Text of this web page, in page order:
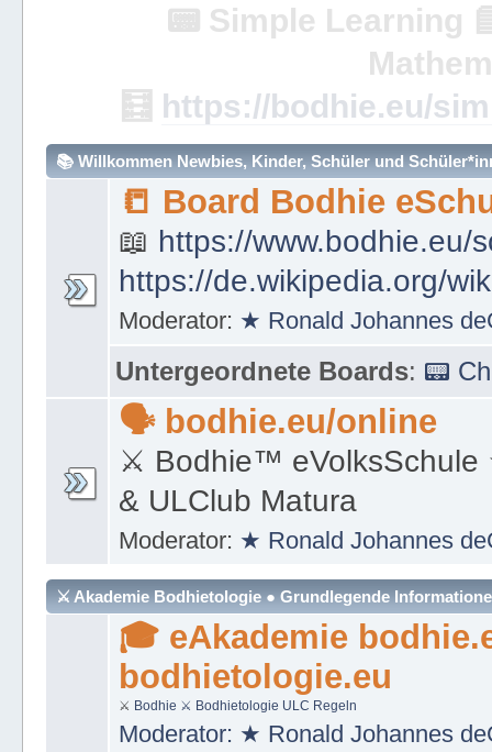
📟 Simple Learning
🧮 https://bodhie.eu/
📚 Willkommen Newbies, Kinder, Schüler und
📒 Board Bodhie
📖 https://www.bodhie.eu/
https://de.wikipedia.org/
Moderator: ★ Ronald Johannes
Untergeordnete Boards: 📟
🗣 bodhie.eu/online
⚔ Bodhie™
& ULClub Matura
Moderator: ★ Ronald Johannes
⚔ Akademie Bodhietologie ● Grundlegende
🎓 eAkademie
bodhietologie.eu
⚔ Bodhie ⚔ Bodhietologie ULC Regeln
Moderator: ★ Ronald Johannes